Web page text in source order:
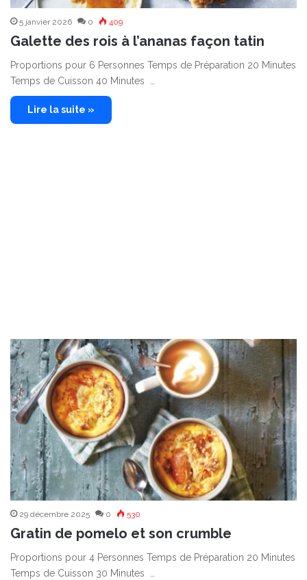
5 janvier 2026 0 409
Galette des rois à l’ananas façon tatin
Proportions pour 6 Personnes Temps de Préparation 20 Minutes
Temps de Cuisson 40 Minutes …
Lire la suite »
29 décembre 2025 0 530
Gratin de pomelo et son crumble
Proportions pour 4 Personnes Temps de Préparation 20 Minutes
Temps de Cuisson 30 Minutes …